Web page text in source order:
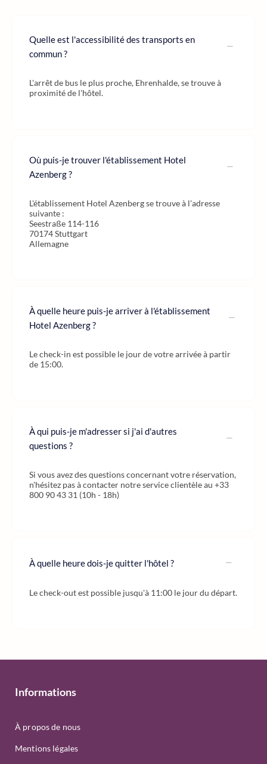
Quelle est l'accessibilité des transports en
commun ?
L'arrêt de bus le plus proche, Ehrenhalde, se trouve à
proximité de l'hôtel.
Où puis-je trouver l'établissement Hotel
Azenberg ?
L'établissement Hotel Azenberg se trouve à l'adresse
suivante :
Seestraße 114-116
70174 Stuttgart
Allemagne
À quelle heure puis-je arriver à l'établissement
Hotel Azenberg ?
Le check-in est possible le jour de votre arrivée à partir
de 15:00.
À qui puis-je m'adresser si j'ai d'autres
questions ?
Si vous avez des questions concernant votre réservation,
n'hésitez pas à contacter notre service clientèle au +33
800 90 43 31 (10h - 18h)
À quelle heure dois-je quitter l'hôtel ?
Le check-out est possible jusqu'à 11:00 le jour du départ.
Informations
À propos de nous
Mentions légales